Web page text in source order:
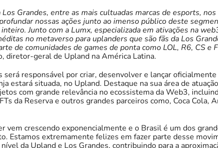
Los Grandes, entre as mais cultuadas marcas de esports,
nossas ações junto ao imenso público deste
Junto com a Lumx, especializada em ativações na
no metaverso para uplanders que são fãs da Los
de comunidades de games de ponta como LOL, R6, CS e
diretor-geral de Upland na América Latina.
será responsável por criar, desenvolver e lançar
estará situada, no Upland. Destaque na sua área de
com grande relevância no ecossistema da Web3,
da Reserva e outros grandes parceiros como, Coca Cola,
vem crescendo exponencialmente e o Brasil é um dos
Estamos extremamente felizes em fazer parte desse
da Upland e Los Grandes, contribuindo para a